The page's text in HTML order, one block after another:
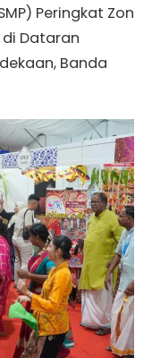
Peringkat Zon
Dataran
Banda